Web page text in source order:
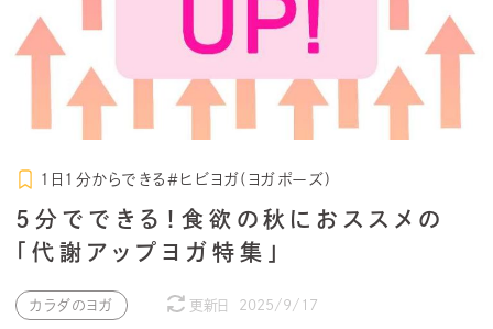
1日1分からできる＃ヒビヨガ(ヨガポーズ)
5分でできる！食欲の秋におススメの
「代謝アップヨガ特集」
カラダのヨガ 更新日 2025/9/17